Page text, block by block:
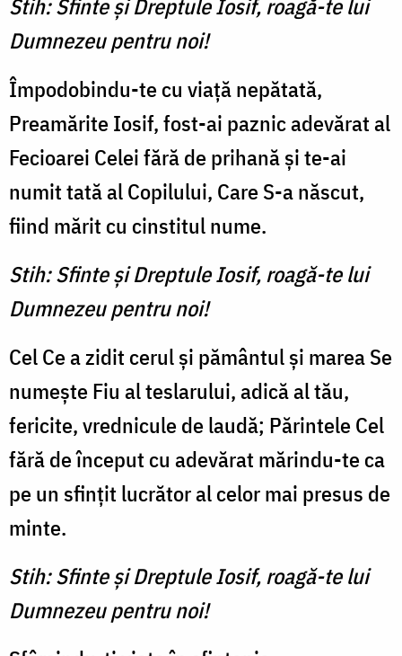
Stih: Sfinte şi Dreptule Iosif, roagă-te lui
Dumnezeu pentru noi!
Împodobindu-te cu viaţă ne­pătată,
Preamărite Iosif, fost-ai paznic adevărat al
Fecioarei Celei fără de prihană şi te-ai
numit tată al Copilului, Care S-a născut,
fiind mărit cu cin­stitul nume.
Stih: Sfinte şi Dreptule Iosif, roagă-te lui
Dumnezeu pentru noi!
Cel Ce a zidit cerul şi pămân­tul şi marea Se
numeşte Fiu al teslarului, adică al tău,
fericite, vrednicule de laudă; Părintele Cel
fără de început cu adevărat mărindu-te ca
pe un sfinţit lu­crător al celor mai presus de
minte.
Stih: Sfinte şi Dreptule Iosif, roagă-te lui
Dumnezeu pentru noi!